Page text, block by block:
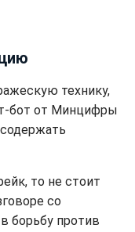
технику,
бот от Минцифры
то не стоит
со
борьбу против